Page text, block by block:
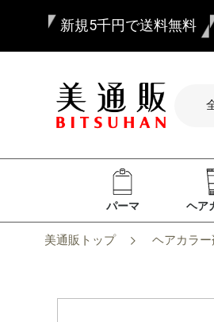
新規5千円で送料無料
パーマ ヘア
美通販トップ ヘアカラー